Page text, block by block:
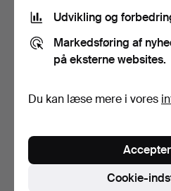
sengustavianske tin, be…
Opnåede hammerslag 16 apr
Udvikling og
Markedsføring af
på eksterne websites.
Du kan læse mere i vores
Cookie-